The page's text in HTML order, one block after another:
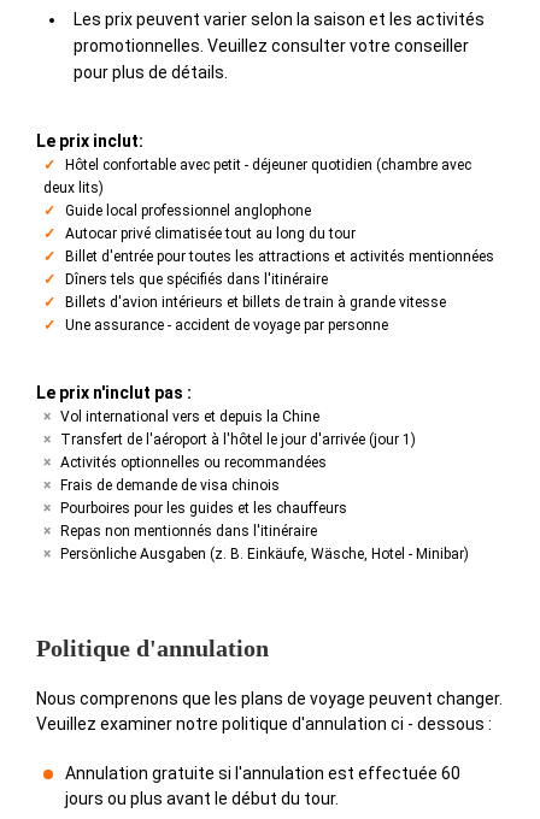
Les prix peuvent varier selon la saison et les activités
promotionnelles. Veuillez consulter votre conseiller
pour plus de détails.
Le prix inclut:
Hôtel confortable avec petit - déjeuner quotidien (chambre avec
deux lits)
Guide local professionnel anglophone
Autocar privé climatisée tout au long du tour
Billet d'entrée pour toutes les attractions et activités mentionnées
Dîners tels que spécifiés dans l'itinéraire
Billets d'avion intérieurs et billets de train à grande vitesse
Une assurance - accident de voyage par personne
Le prix n'inclut pas :
Vol international vers et depuis la Chine
Transfert de l'aéroport à l'hôtel le jour d'arrivée (jour 1)
Activités optionnelles ou recommandées
Frais de demande de visa chinois
Pourboires pour les guides et les chauffeurs
Repas non mentionnés dans l'itinéraire
Persönliche Ausgaben (z. B. Einkäufe, Wäsche, Hotel - Minibar)
Politique d'annulation
Nous comprenons que les plans de voyage peuvent changer.
Veuillez examiner notre politique d'annulation ci - dessous :
Annulation gratuite si l'annulation est effectuée 60
jours ou plus avant le début du tour.